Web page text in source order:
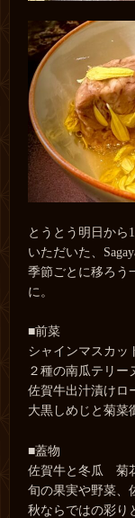
とうとう明日から
いただいた、
季節ごとに移ろう
に。
■前菜
シャインマスカッ
２種の南瓜テリー
佐賀牛出汁漬けロ
大黒しめじと菊菜
■蓋物
佐賀牛と冬瓜 菊
旬の果実や野菜、
秋ならではの彩り